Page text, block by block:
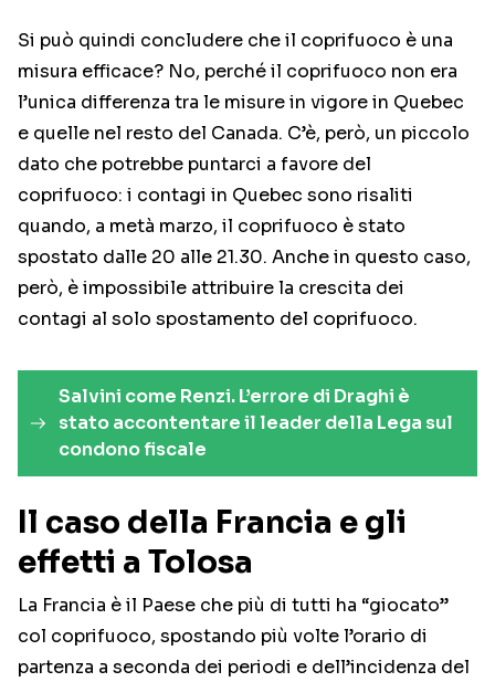
Si può quindi concludere che il coprifuoco è una
misura efficace? No, perché il coprifuoco non era
l’unica differenza tra le misure in vigore in Quebec
e quelle nel resto del Canada. C’è, però, un piccolo
dato che potrebbe puntarci a favore del
coprifuoco: i contagi in Quebec sono risaliti
quando, a metà marzo, il coprifuoco è stato
spostato dalle 20 alle 21.30. Anche in questo caso,
però, è impossibile attribuire la crescita dei
contagi al solo spostamento del coprifuoco.
Salvini come Renzi. L’errore di Draghi è
stato accontentare il leader della Lega sul
condono fiscale
Il caso della Francia e gli
effetti a Tolosa
La Francia è il Paese che più di tutti ha “giocato”
col coprifuoco, spostando più volte l’orario di
partenza a seconda dei periodi e dell’incidenza del